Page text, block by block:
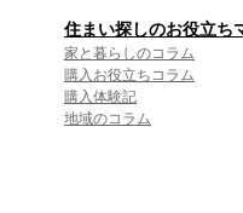
住まい探しのお役立ち
家と暮らしのコラム
購入お役立ちコラム
購入体験記
地域のコラム